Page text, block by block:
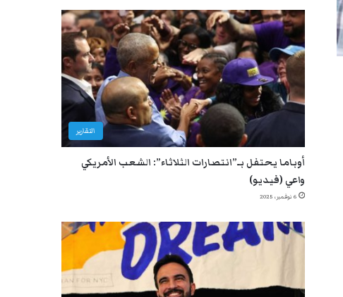
التقارير
أوباما يحتفل بـ”انتصارات الثلاثاء”: الشعب الأمريكي
واعي (فيديو)
6 نوفمبر، 2025